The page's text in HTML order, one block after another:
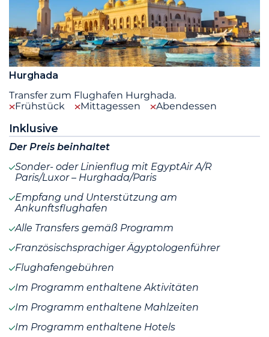
Hurghada
Transfer zum Flughafen Hurghada.
Frühstück
Mittagessen Abendessen
Inklusive
Der Preis beinhaltet
Sonder- oder Linienflug mit EgyptAir A/R
Paris/Luxor – Hurghada/Paris
Empfang und Unterstützung am
Ankunftsflughafen
Alle Transfers gemäß Programm
Französischsprachiger Ägyptologenführer
Flughafengebühren
Im Programm enthaltene Aktivitäten
Im Programm enthaltene Mahlzeiten
Im Programm enthaltene Hotels